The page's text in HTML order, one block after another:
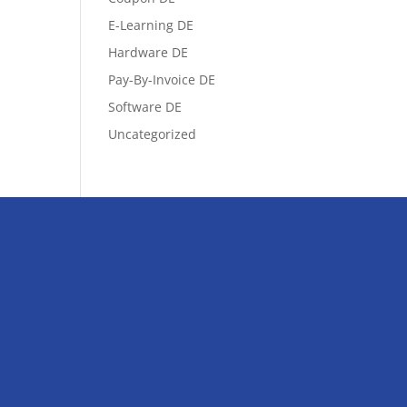
E-Learning DE
Hardware DE
Pay-By-Invoice DE
Software DE
Uncategorized